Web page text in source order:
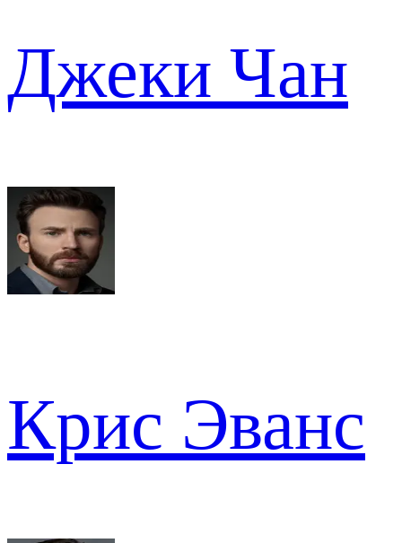
Джеки Чан
Крис Эванс